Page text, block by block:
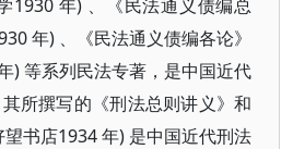
1930 年) 、《民法通义债编总
年) 、《民法通义债编各论》
) 等系列民法专著，是中国近代
所撰写的《刑法总则讲义》和
望书店1934 年) 是中国近代刑法